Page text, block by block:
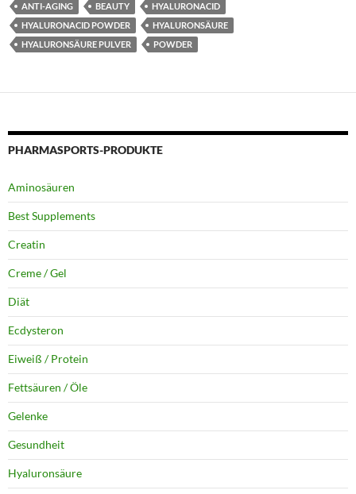
ANTI-AGING BEAUTY
HYALURONACID
HYALURONACID POWDER
HYALURONSÄURE
HYALURONSÄURE PULVER
POWDER
PHARMASPORTS-PRODUKTE
Aminosäuren
Best Supplements
Creatin
Creme / Gel
Diät
Ecdysteron
Eiweiß / Protein
Fettsäuren / Öle
Gelenke
Gesundheit
Hyaluronsäure